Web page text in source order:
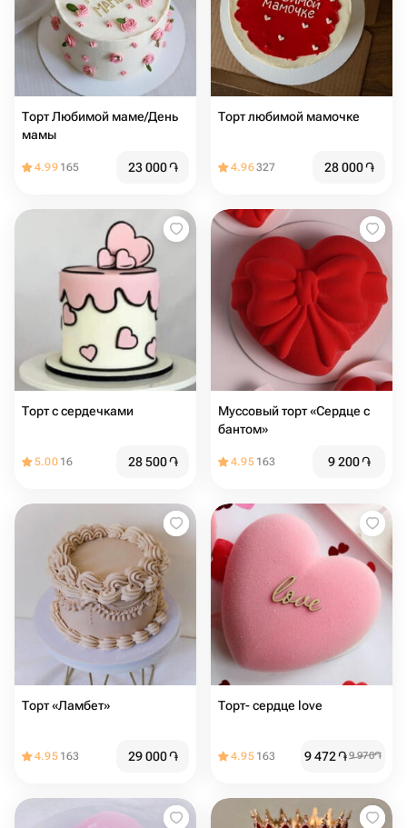
Торт Любимой маме/День
мамы
4.99 165 23 000֏
Торт любимой мамочке
4.96327 28 000֏
Торт с сердечками
5.00 16 28 500֏
Муссовый торт «Сердце с
бантом»
4.95 163 9 200֏
Торт «Ламбет»
4.95 163 29 000֏
Торт- сердце love
4.95 163 9 472֏9 970֏